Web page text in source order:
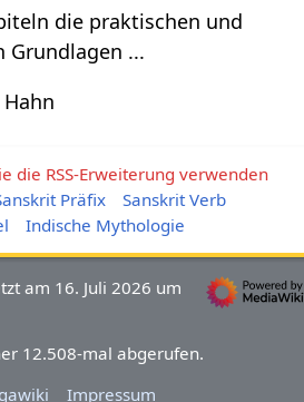
die praktischen und
Grundlagen ...
die RSS-Erweiterung verwenden
Präfix
Sanskrit Verb
Indische Mythologie
am 16. Juli 2026 um
12.508-mal abgerufen.
Impressum